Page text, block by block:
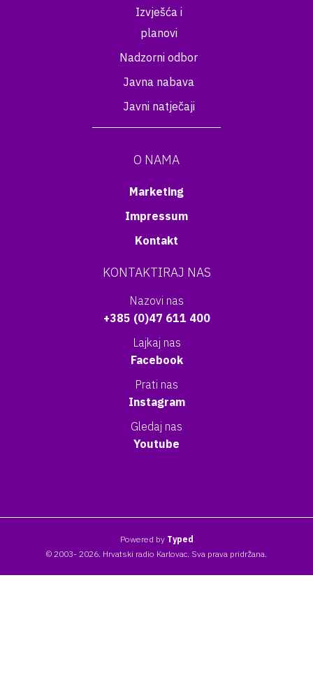
Izvješća i
planovi
Nadzorni odbor
Javna nabava
Javni natječaji
O NAMA
Marketing
Impressum
Kontakt
KONTAKTIRAJ NAS
Nazovi nas
+385 (0)47 611 400
Lajkaj nas
Facebook
Prati nas
Instagram
Gledaj nas
Youtube
Powered by Typed
© 2003- 2026. Hrvatski radio Karlovac. Sva prava pridržana.